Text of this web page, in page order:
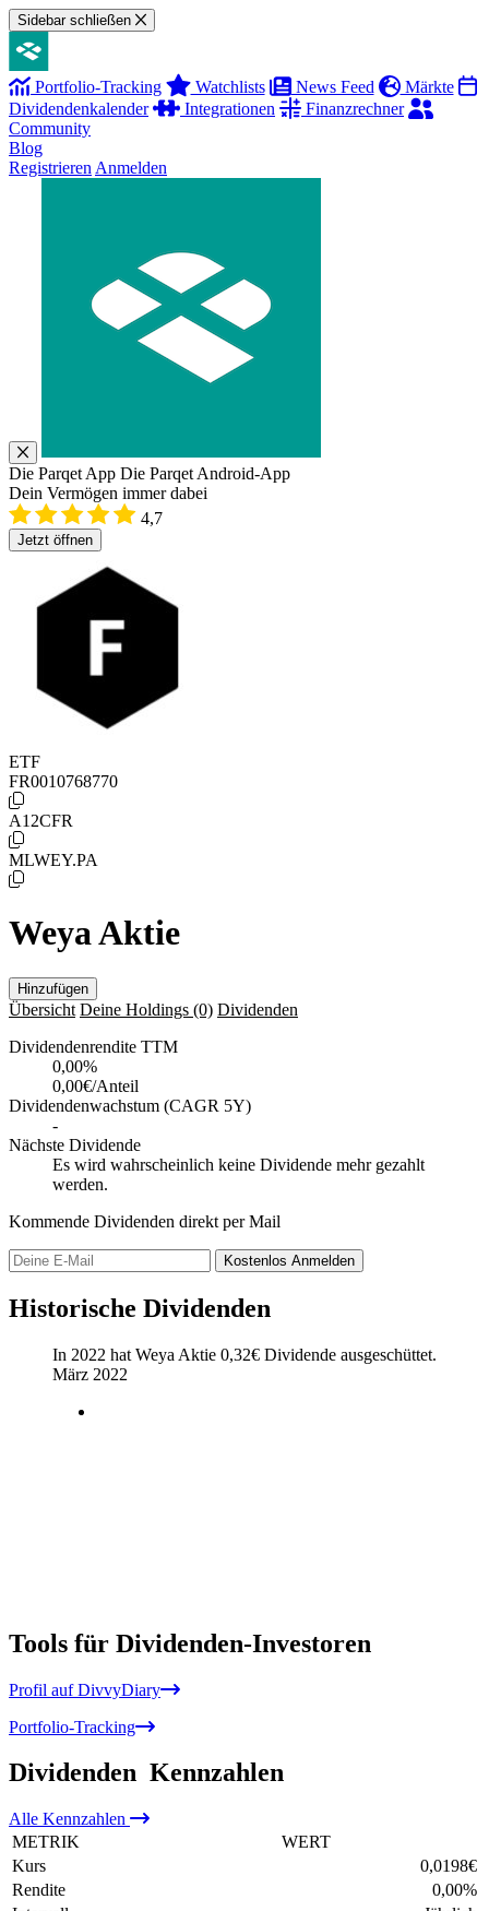
Sidebar schließen
Portfolio-Tracking Watchlists News Feed
Märkte
Dividendenkalender
Integrationen
Finanzrechner
Community
Blog
Registrieren Anmelden
Die Parqet App Die Parqet Android-App
Dein Vermögen immer dabei
4,7
Jetzt öffnen
ETF
FR0010768770
A12CFR
MLWEY.PA
Weya Aktie
Hinzufügen
Übersicht Deine Holdings (0) Dividenden
Dividendenrendite TTM
0,00%
0,00€/Anteil
Dividendenwachstum (CAGR 5Y)
-
Nächste Dividende
Es wird wahrscheinlich keine Dividende mehr gezahlt
werden.
Kommende Dividenden direkt per Mail
Kostenlos Anmelden
Historische Dividenden
In 2022 hat Weya Aktie 0,32€ Dividende ausgeschüttet.
März 2022
Tools für Dividenden-Investoren
Profil auf DivvyDiary
Portfolio-Tracking
Dividenden Kennzahlen
Alle Kennzahlen
METRIK
WERT
Kurs
0,0198€
Rendite
0,00%